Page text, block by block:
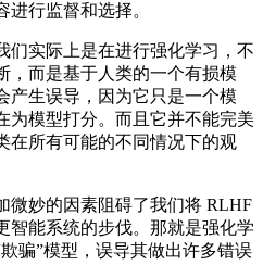
行监督和选择。
实际上是在进行强化学习，不
，而是基于人类的一个有损模
产生误导，因为它只是一个模
为模型打分。而且它并不能完美
在所有可能的不同情况下的观
妙的因素阻碍了我们将 RLHF
智能系统的步伐。那就是强化学
骗”模型，误导其做出许多错误